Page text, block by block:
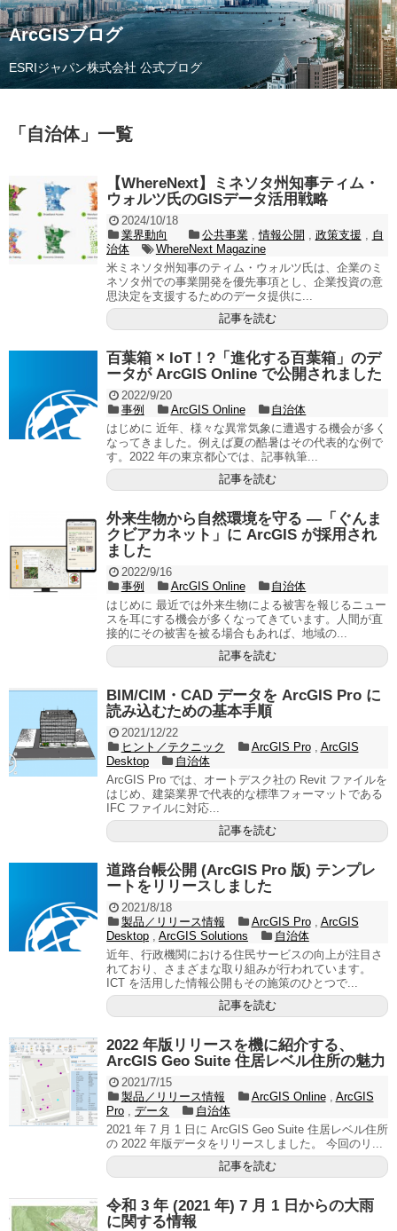
ArcGISブログ
ESRIジャパン株式会社 公式ブログ
「 自治体」 一覧
【WhereNext】ミネソタ州知事ティム・
ウォルツ氏のGISデータ活用戦略
2024/10/18
業界動向
公共事業,情報公開 政策支援
自
治体
WhereNext Magazine
米ミネソタ州知事のティム・ウォルツ氏は、企業のミ
ネソタ州での事業開発を優先事項とし、企業投資の意
思決定を支援するためのデータ提供に...
記事を読む
百葉箱 × IoT！?「進化する百葉箱」のデ
ータが ArcGIS Online で公開されました
2022/9/20
事例
ArcGIS Online
自治体
はじめに 近年、様々な異常気象に遭遇する機会が多く
なってきました。例えば夏の酷暑はその代表的な例で
す。2022 年の東京都心では、記事執筆...
記事を読む
外来生物から自然環境を守る ―「ぐんま
クビアカネット」に ArcGIS が採用され
ました
2022/9/16
事例
ArcGIS Online
自治体
はじめに 最近では外来生物による被害を報じるニュー
スを耳にする機会が多くなってきています。人間が直
接的にその被害を被る場合もあれば、地域の...
記事を読む
BIM/CIM・CAD データを ArcGIS Pro に
読み込むための基本手順
2021/12/22
ヒント／テクニック
ArcGIS Pro, ArcGIS
Desktop
自治体
ArcGIS Pro では、オートデスク社の Revit ファイルを
はじめ、建築業界で代表的な標準フォーマットである
IFC ファイルに対応...
記事を読む
道路台帳公開 (ArcGIS Pro 版) テンプレ
ートをリリースしました
2021/8/18
製品／リリース情報
ArcGIS Pro, ArcGIS
Desktop
ArcGIS Solutions
自治体
近年、行政機関における住民サービスの向上が注目さ
れており、さまざまな取り組みが行われています。
ICT を活用した情報公開もその施策のひとつで...
記事を読む
2022 年版リリースを機に紹介する、
ArcGIS Geo Suite 住居レベル住所の魅力
2021/7/15
製品／リリース情報
ArcGIS Online, ArcGIS
Pro
データ
自治体
2021 年 7 月 1 日に ArcGIS Geo Suite 住居レベル住所
の 2022 年版データをリリースしました。 今回のリ...
記事を読む
令和 3 年 (2021 年) 7 月 1 日からの大雨
に関する情報